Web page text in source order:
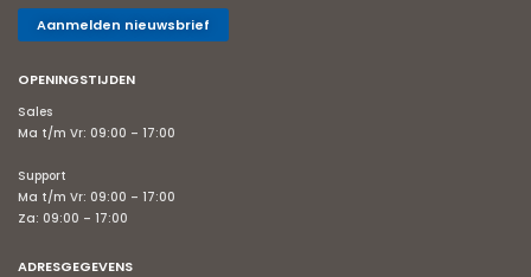
Aanmelden nieuwsbrief
OPENINGSTIJDEN
Sales
Ma t/m Vr: 09:00 – 17:00
Support
Ma t/m Vr: 09:00 – 17:00
Za: 09:00 – 17:00
ADRESGEGEVENS